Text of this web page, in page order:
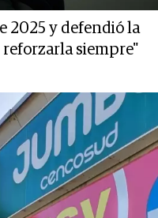
2025 y defendió la
reforzarla siempre"